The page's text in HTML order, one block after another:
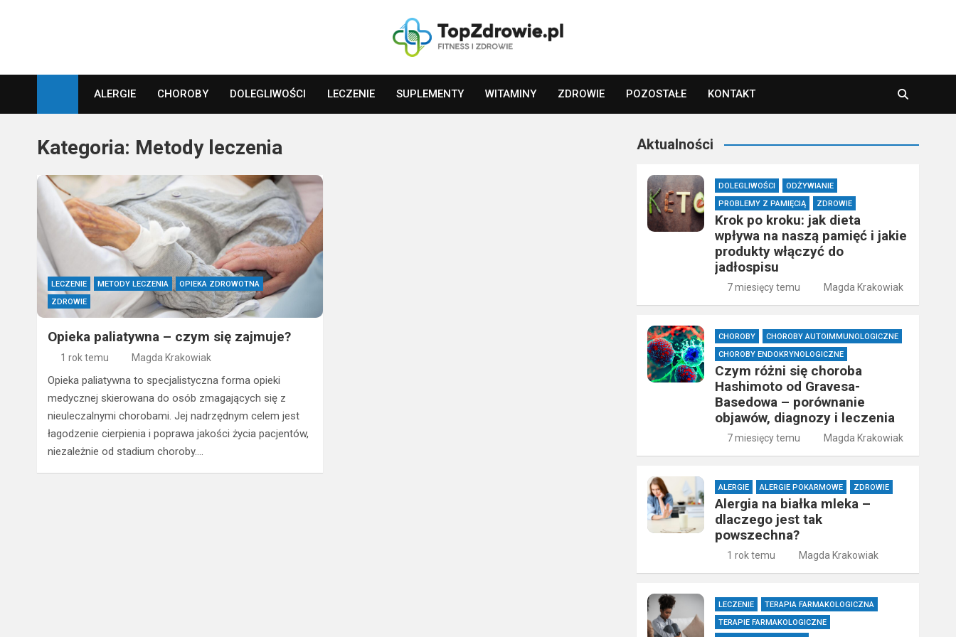
Top Zdrowie
ALERGIE CHOROBY DOLEGLIWOŚCI LECZENIE SUPLEMENTY WITAMINY ZDROWIE POZOSTAŁE KONTAKT
Kategoria: Metody leczenia
LECZENIE METODY LECZENIA
OPIEKA ZDROWOTNA
ZDROWIE
Opieka paliatywna – czym się zajmuje?
1 rok temu Magda Krakowiak
Opieka paliatywna to specjalistyczna forma opieki
medycznej skierowana do osób zmagających się z
nieuleczalnymi chorobami. Jej nadrzędnym celem jest
łagodzenie cierpienia i poprawa jakości życia pacjentów,
niezależnie od stadium choroby.…
Aktualności
DOLEGLIWOŚCI
ODŻYWIANIE
PROBLEMY Z PAMIĘCIĄ
ZDROWIE
Krok po kroku: jak dieta
wpływa na naszą pamięć i jakie
produkty włączyć do
jadłospisu
7 miesięcy temu Magda Krakowiak
CHOROBY
CHOROBY AUTOIMMUNOLOGICZNE
CHOROBY ENDOKRYNOLOGICZNE
Czym różni się choroba
Hashimoto od Gravesa-
Basedowa – porównanie
objawów, diagnozy i leczenia
7 miesięcy temu Magda Krakowiak
ALERGIE ALERGIE POKARMOWE ZDROWIE
Alergia na białka mleka –
dlaczego jest tak
powszechna?
1 rok temu Magda Krakowiak
LECZENIE
TERAPIA FARMAKOLOGICZNA
TERAPIE FARMAKOLOGICZNE